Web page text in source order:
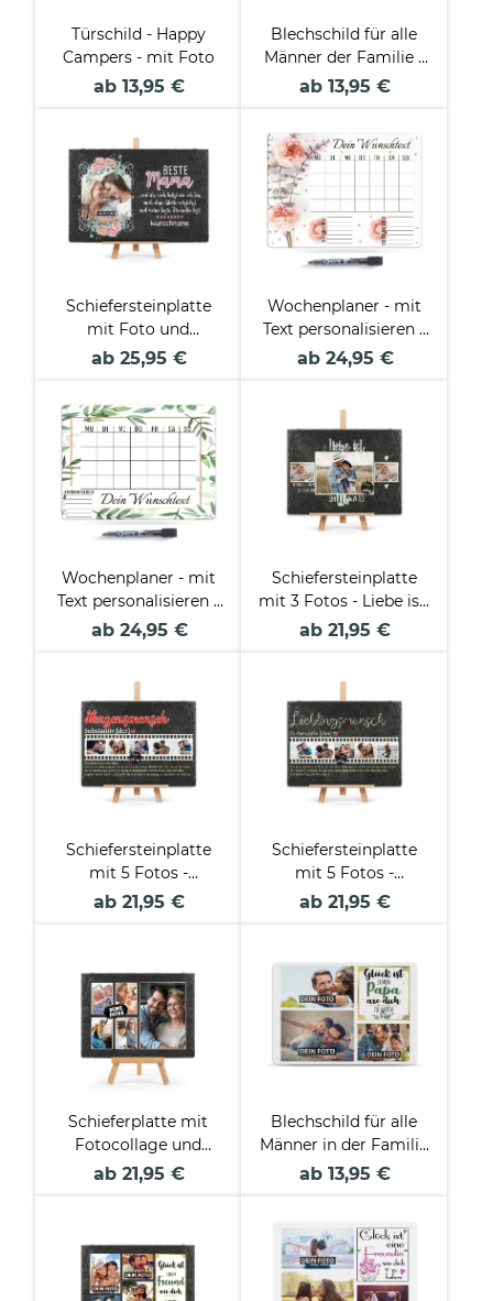
Türschild - Happy
Campers - mit Foto
ab 13,95 €
Blechschild für alle
Männer der Familie -
Glück ist - Collage
ab 13,95 €
Schiefersteinplatte
mit Foto und
Wunschtext - Beste
ab 25,95 €
Wochenplaner - mit
Text personalisieren -
Blumen - Metallschild
ab 24,95 €
Wochenplaner - mit
Text personalisieren -
Pflanzen -
ab 24,95 €
Schiefersteinplatte
mit 3 Fotos - Liebe ist,
wenn aus Ich und Du
ab 21,95 €
Schiefersteinplatte
mit 5 Fotos -
Herzensmensch - in 2
ab 21,95 €
Schiefersteinplatte
mit 5 Fotos -
Lieblingsmensch - in
ab 21,95 €
Schieferplatte mit
Fotocollage und
Staffelei
ab 21,95 €
Blechschild für alle
Männer in der Familie
gestalten - Glück ist -
ab 13,95 €